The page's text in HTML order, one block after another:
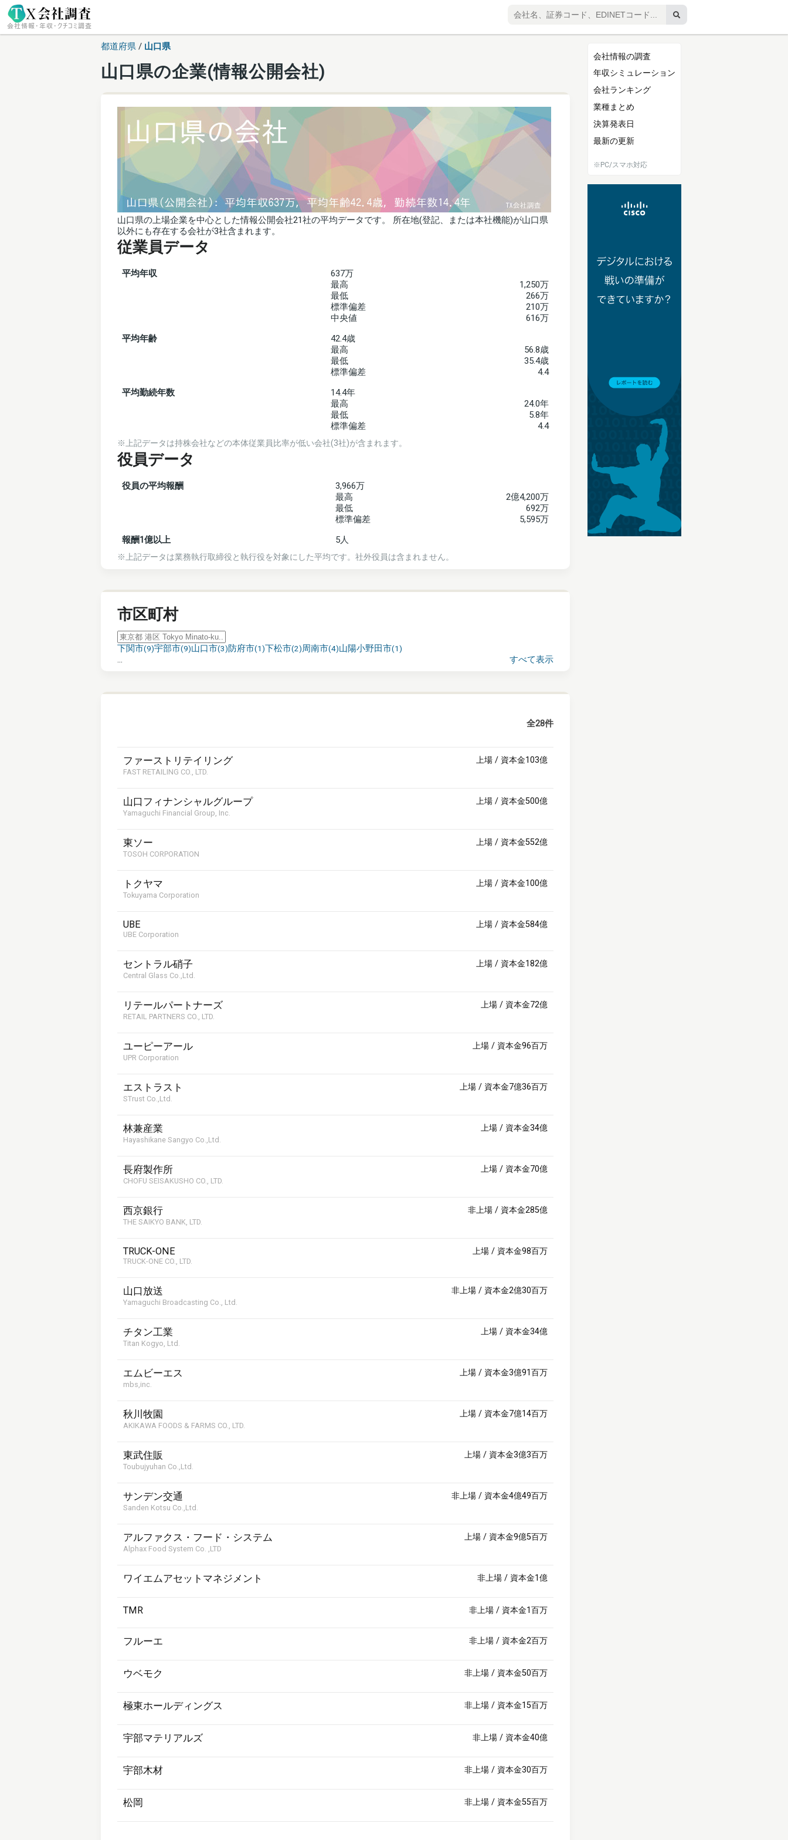
都道府県 / 山口県
山口県の企業(情報公開会社)
山口県の上場企業を中心とした情報公開会社21社の平均データです。 所在地(登記、または本社機能)が山口県
以外にも存在する会社が3社含まれます。
従業員データ
平均年収
637万
最高
1,250万
最低
266万
標準偏差
210万
中央値
616万
平均年齢
42.4歳
最高
56.8歳
最低
35.4歳
標準偏差
4.4
平均勤続年数
14.4年
最高
24.0年
最低
5.8年
標準偏差
4.4
※上記データは持株会社などの本体従業員比率が低い会社(3社)が含まれます。
役員データ
役員の平均報酬
3,966万
最高
2億4,200万
最低
692万
標準偏差
5,595万
報酬1億以上
5人
※上記データは業務執行取締役と執行役を対象にした平均です。社外役員は含まれません。
市区町村
下関市(9)宇部市(9)山口市(3)防府市(1)下松市(2)周南市(4)山陽小野田市(1)
... すべて表示
全28件
ファーストリテイリング 上場 / 資本金103億
FAST RETAILING CO., LTD.
山口フィナンシャルグループ 上場 / 資本金500億
Yamaguchi Financial Group, Inc.
東ソー 上場 / 資本金552億
TOSOH CORPORATION
トクヤマ 上場 / 資本金100億
Tokuyama Corporation
UBE 上場 / 資本金584億
UBE Corporation
セントラル硝子 上場 / 資本金182億
Central Glass Co.,Ltd.
リテールパートナーズ 上場 / 資本金72億
RETAIL PARTNERS CO., LTD.
ユーピーアール 上場 / 資本金96百万
UPR Corporation
エストラスト 上場 / 資本金7億36百万
STrust Co.,Ltd.
林兼産業 上場 / 資本金34億
Hayashikane Sangyo Co.,Ltd.
長府製作所 上場 / 資本金70億
CHOFU SEISAKUSHO CO., LTD.
西京銀行 非上場 / 資本金285億
THE SAIKYO BANK, LTD.
TRUCK-ONE 上場 / 資本金98百万
TRUCK-ONE CO., LTD.
山口放送 非上場 / 資本金2億30百万
Yamaguchi Broadcasting Co., Ltd.
チタン工業 上場 / 資本金34億
Titan Kogyo, Ltd.
エムビーエス 上場 / 資本金3億91百万
mbs,inc.
秋川牧園 上場 / 資本金7億14百万
AKIKAWA FOODS & FARMS CO., LTD.
東武住販 上場 / 資本金3億3百万
Toubujyuhan Co.,Ltd.
サンデン交通 非上場 / 資本金4億49百万
Sanden Kotsu Co.,Ltd.
アルファクス・フード・システム 上場 / 資本金9億5百万
Alphax Food System Co. ,LTD
ワイエムアセットマネジメント 非上場 / 資本金1億
TMR 非上場 / 資本金1百万
フルーエ 非上場 / 資本金2百万
ウベモク 非上場 / 資本金50百万
極東ホールディングス 非上場 / 資本金15百万
宇部マテリアルズ 非上場 / 資本金40億
宇部木材 非上場 / 資本金30百万
松岡 非上場 / 資本金55百万
会社情報の調査
年収シミュレーション
会社ランキング
業種まとめ
決算発表日
最新の更新
※PC/スマホ対応